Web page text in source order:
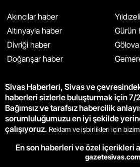
Akıncılar haber
Altınyayla haber
Divriği haber
Doğanşar haber
Gürün
Sivas Haberleri, Sivas ve
haberleri sizlerle buluşturmak için 7/
Bağımsız ve tarafsız habercilik
sorumluluğumuzu en iyi şekilde
çalışıyoruz. Reklam ve işbirlikleri için
En son haberleri ve özel içerikleri
gazetesivas.com